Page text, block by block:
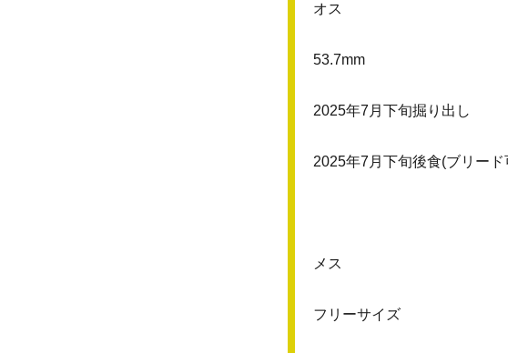
オス
53.7mm
2025年7月下旬掘り出し
2025年7月下旬後食(ブリード
メス
フリーサイズ